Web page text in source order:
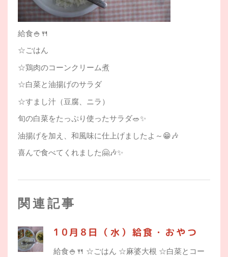
給食🍚🍴
☆ごはん
☆鶏肉のコーンクリーム煮
☆白菜と油揚げのサラダ
☆すまし汁（豆腐、ニラ）
旬の白菜をたっぷり使ったサラダ🥗✨
油揚げを加え、和風味に仕上げましたよ～😁🎶
喜んで食べてくれました🤗🎶✨
関連記事
10月8日（水）給食・おやつ
給食🍚🍴 ☆ごはん ☆麻婆大根 ☆白菜とコー